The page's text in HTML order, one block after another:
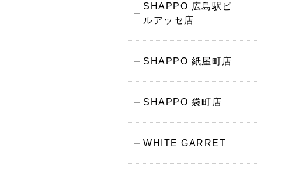
SHAPPO 広島駅ビ
ルアッセ店
SHAPPO 紙屋町店
SHAPPO 袋町店
WHITE GARRET